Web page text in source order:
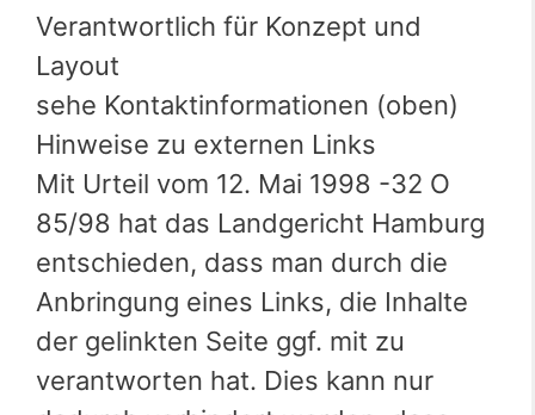
Verantwortlich für Konzept und
Layout
sehe Kontaktinformationen (oben)
Hinweise zu externen Links
Mit Urteil vom 12. Mai 1998 -32 O
85/98 hat das Landgericht Hamburg
entschieden, dass man durch die
Anbringung eines Links, die Inhalte
der gelinkten Seite ggf. mit zu
verantworten hat. Dies kann nur